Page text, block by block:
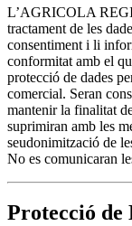
L’AGRICOLA
tractament de les
consentiment i li
conformitat amb el
protecció de dades
comercial. Seran
mantenir la finalitat
suprimiran amb les
seudonimització de
No es comunicaran
Protecció de